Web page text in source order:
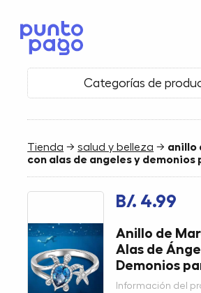
Categorías de
Tienda →salud y belleza → anillo
con alas de angeles y demonios
B/. 4.99
Anillo de
Alas de
Demonios
Información del